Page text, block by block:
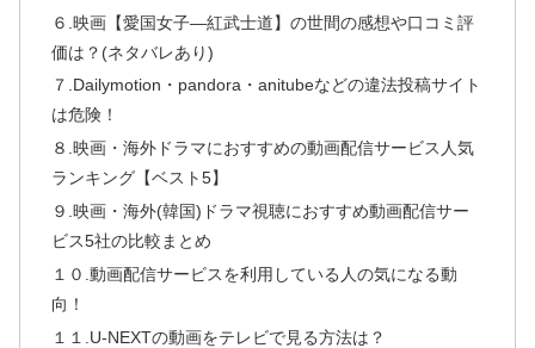
６.映画【愛国女子―紅武士道】の世間の感想や口コミ評
価は？(ネタバレあり)
７.Dailymotion・pandora・anitubeなどの違法投稿サイト
は危険！
８.映画・海外ドラマにおすすめの動画配信サービス人気
ランキング【ベスト5】
９.映画・海外(韓国)ドラマ視聴におすすめ動画配信サー
ビス5社の比較まとめ
１０.動画配信サービスを利用している人の気になる動
向！
１１.U-NEXTの動画をテレビで見る方法は？